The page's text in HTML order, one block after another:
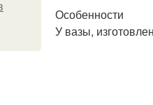
Особенности
У вазы,